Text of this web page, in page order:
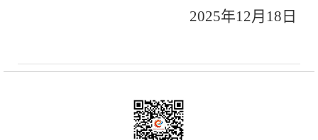
2025年12月 18 日